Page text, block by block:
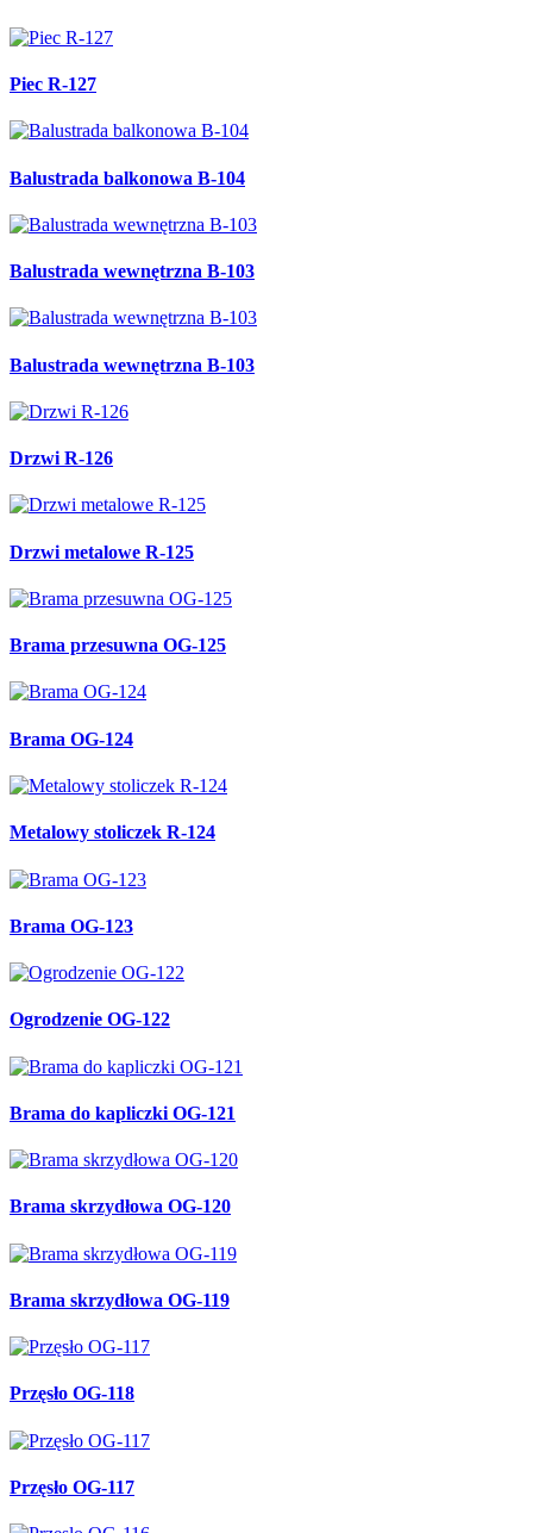
Piec R-127
Balustrada balkonowa B-104
Balustrada wewnętrzna B-103
Balustrada wewnętrzna B-103
Drzwi R-126
Drzwi metalowe R-125
Brama przesuwna OG-125
Brama OG-124
Metalowy stoliczek R-124
Brama OG-123
Ogrodzenie OG-122
Brama do kapliczki OG-121
Brama skrzydłowa OG-120
Brama skrzydłowa OG-119
Przęsło OG-118
Przęsło OG-117